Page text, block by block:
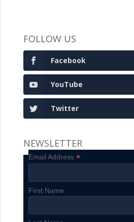
FOLLOW US
Facebook
YouTube
Twitter
NEWSLETTER
Email Address*
First Name